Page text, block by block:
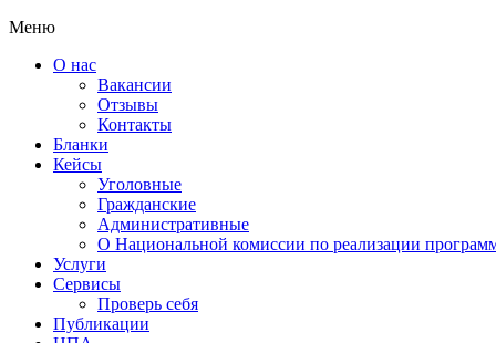
Меню
О нас
Вакансии
Отзывы
Контакты
Бланки
Кейсы
Уголовные
Гражданские
Административные
О Национальной комиссии по реализации
Услуги
Сервисы
Проверь себя
Публикации